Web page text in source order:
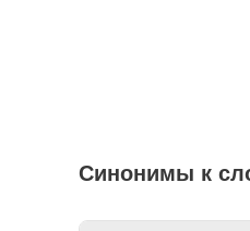
Синонимы к